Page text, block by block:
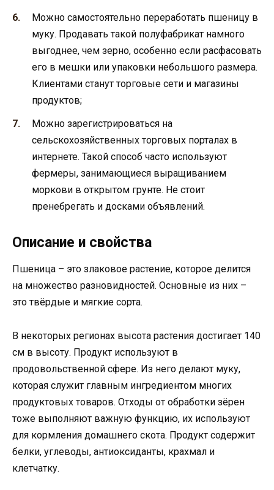
Можно самостоятельно переработать пшеницу в
муку. Продавать такой полуфабрикат намного
выгоднее, чем зерно, особенно если расфасовать
его в мешки или упаковки небольшого размера.
Клиентами станут торговые сети и магазины
продуктов;
Можно зарегистрироваться на
сельскохозяйственных торговых порталах в
интернете. Такой способ часто используют
фермеры, занимающиеся выращиванием
моркови в открытом грунте. Не стоит
пренебрегать и досками объявлений.
Описание и свойства
Пшеница – это злаковое растение, которое делится
на множество разновидностей. Основные из них –
это твёрдые и мягкие сорта.
В некоторых регионах высота растения достигает 140
см в высоту. Продукт используют в
продовольственной сфере. Из него делают муку,
которая служит главным ингредиентом многих
продуктовых товаров. Отходы от обработки зёрен
тоже выполняют важную функцию, их используют
для кормления домашнего скота. Продукт содержит
белки, углеводы, антиоксиданты, крахмал и
клетчатку.